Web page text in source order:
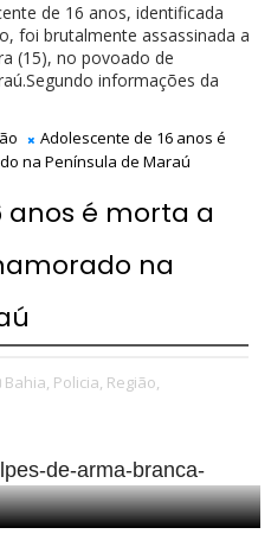
de 16 anos, identificada
foi brutalmente assassinada a
(15), no povoado de
informações da
Adolescente de 16 anos é
na Península de Maraú
anos é morta a
na
Bahia, Policia, Região,